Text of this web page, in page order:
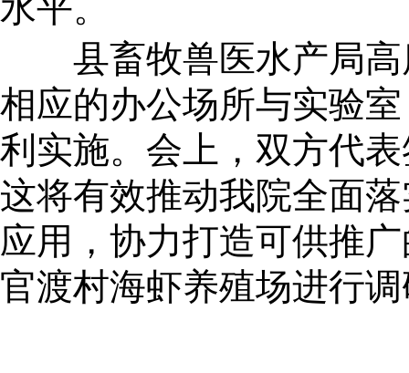
水平。
县畜牧兽医水产局
相应的办公场所与实验
利实施。会上，双方代
这将有效推动我院全面
应用，协力打造可供推
官渡村海虾养殖场进行